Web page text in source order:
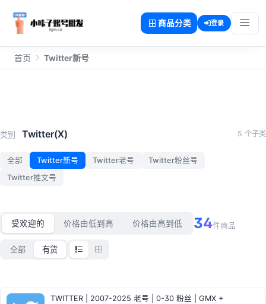
商品分类 登录
首页 Twitter新号
Twitter新号
类别 Twitter(X) 5 个子类
全部 Twitter新号 Twitter老号
Twitter粉丝号
Twitter推文号
受欢迎的 价格由低到高 价格由高到低 34件商品
全部 有货
TWITTER | 2007-2025 老号 | 0-30 粉丝 | GMX +